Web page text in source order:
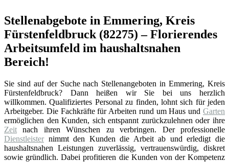
Stellenabgebote in Emmering, Kreis
Fürstenfeldbruck (82275) – Florierendes
Arbeitsumfeld im haushaltsnahen
Bereich!
Sie sind auf der Suche nach Stellenangeboten in Emmering, Kreis
Fürstenfeldbruck? Dann heißen wir Sie bei uns herzlich
willkommen. Qualifiziertes Personal zu finden, lohnt sich für jeden
Arbeitgeber. Die Fachkräfte für Arbeiten rund um Haus und Garten
ermöglichen den Kunden, sich entspannt zurückzulehnen oder ihre
Zeit nach ihren Wünschen zu verbringen. Der professionelle
Dienstleister nimmt den Kunden die Arbeit ab und erledigt die
haushaltsnahen Leistungen zuverlässig, vertrauenswürdig, diskret
sowie gründlich. Dabei profitieren die Kunden von der Kompetenz